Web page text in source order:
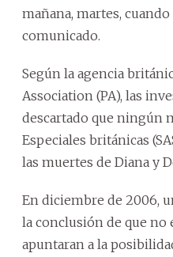
mañana, martes,
comunicado.
Según la agencia
Association (PA), las
descartado que ningún
Especiales británicas
las muertes de Diana y
En diciembre de 2006,
la conclusión de que no
apuntaran a la